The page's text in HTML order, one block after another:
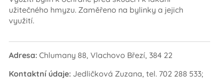
užitečného hmyzu. Zaměřeno na bylinky a jejich
využití.
Adresa: Chlumany 88, Vlachovo Březí, 384 22
Kontaktní údaje: Jedličková Zuzana, tel. 702 288 533;